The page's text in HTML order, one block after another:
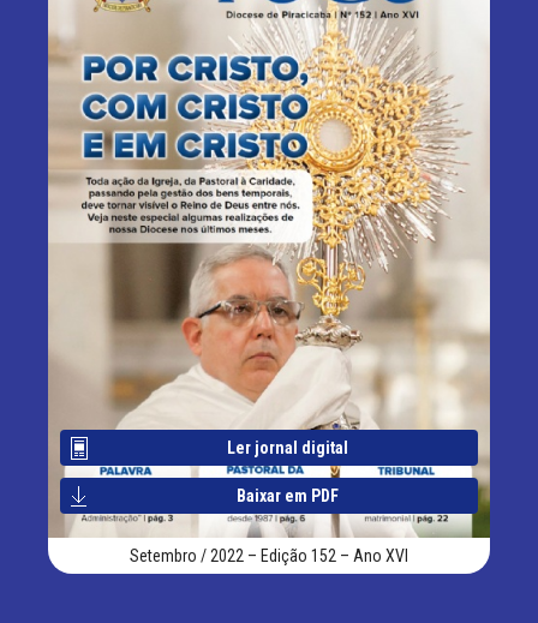
Ler jornal digital
Baixar em PDF
Setembro / 2022 – Edição 152 – Ano XVI